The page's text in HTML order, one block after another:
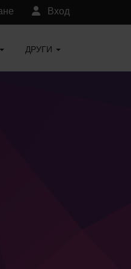
Вход
ДРУГИ